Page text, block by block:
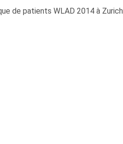
de patients WLAD 2014 à Zurich